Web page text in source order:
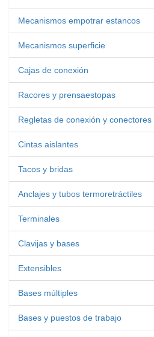
Mecanismos empotrar estancos
Mecanismos superficie
Cajas de conexión
Racores y prensaestopas
Regletas de conexión y conectores
Cintas aislantes
Tacos y bridas
Anclajes y tubos termoretráctiles
Terminales
Clavijas y bases
Extensibles
Bases múltiples
Bases y puestos de trabajo